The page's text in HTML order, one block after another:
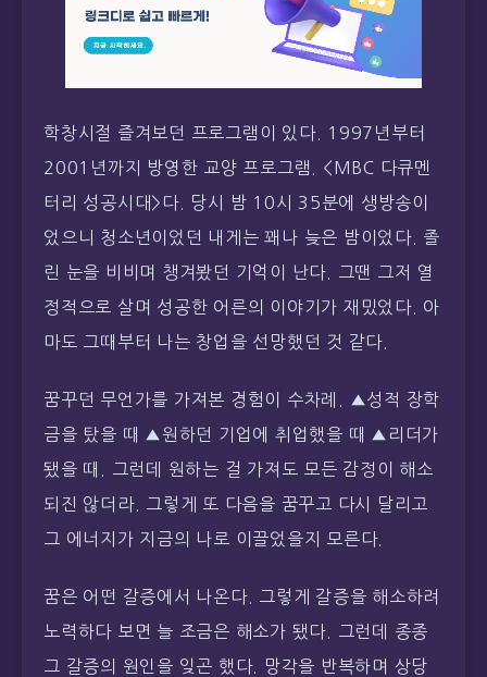
학창시절 즐겨보던 프로그램이 있다. 1997년부터
2001년까지 방영한 교양 프로그램. <MBC 다큐멘
터리 성공시대>다. 당시 밤 10시 35분에 생방송이
었으니 청소년이었던 내게는 꽤나 늦은 밤이었다. 졸
린 눈을 비비며 챙겨봤던 기억이 난다. 그땐 그저 열
정적으로 살며 성공한 어른의 이야기가 재밌었다. 아
마도 그때부터 나는 창업을 선망했던 것 같다.
꿈꾸던 무언가를 가져본 경험이 수차례. ▲성적 장학
금을 탔을 때 ▲원하던 기업에 취업했을 때 ▲리더가
됐을 때. 그런데 원하는 걸 가져도 모든 감정이 해소
되진 않더라. 그렇게 또 다음을 꿈꾸고 다시 달리고
그 에너지가 지금의 나로 이끌었을지 모른다.
꿈은 어떤 갈증에서 나온다. 그렇게 갈증을 해소하려
노력하다 보면 늘 조금은 해소가 됐다. 그런데 종종
그 갈증의 원인을 잊곤 했다. 망각을 반복하며 상당